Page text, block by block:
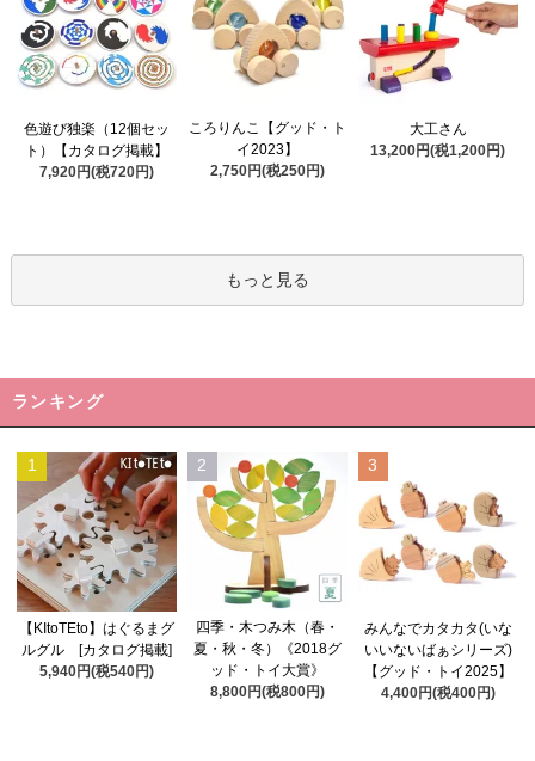
色遊び独楽（12個セッ
ト）【カタログ掲載】
7,920円(税720円)
ころりんこ【グッド・ト
イ2023】
2,750円(税250円)
大工さん
13,200円(税1,200円)
もっと見る
ランキング
1
【KItoTEto】はぐるまグ
ルグル [カタログ掲載]
5,940円(税540円)
2
四季・木つみ木（春・
夏・秋・冬）《2018グ
ッド・トイ大賞》
8,800円(税800円)
3
みんなでカタカタ(いな
いいないばぁシリーズ)
【グッド・トイ2025】
4,400円(税400円)